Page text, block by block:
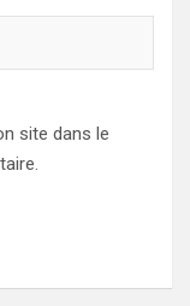
site dans le